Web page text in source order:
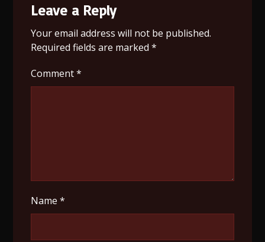
Leave a Reply
Your email address will not be published.
Required fields are marked*
Comment*
Name*